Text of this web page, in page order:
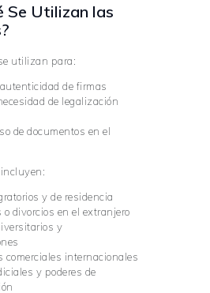
Se Utilizan las
utilizan para:
de firmas
de legalización
de documentos en el
y de residencia
o divorcios en el extranjero
y
comerciales internacionales
y poderes de